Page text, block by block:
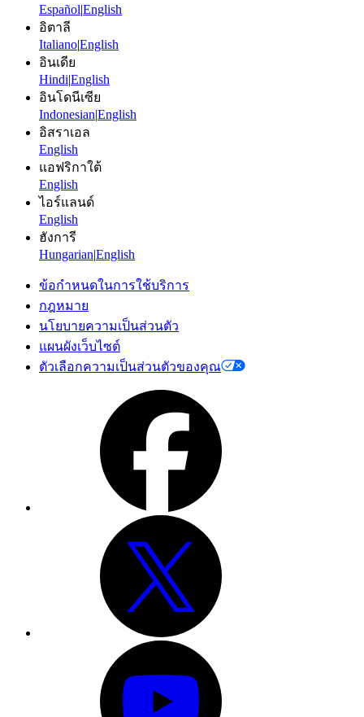
Español|English
อิตาลี
Italiano|English
อินเดีย
Hindi|English
อินโดนีเซีย
Indonesian|English
อิสราเอล
English
แอฟริกาใต้
English
ไอร์แลนด์
English
ฮังการี
Hungarian|English
ข้อกำหนดในการใช้บริการ
กฎหมาย
นโยบายความเป็นส่วนตัว
แผนผังเว็บไซต์
ตัวเลือกความเป็นส่วนตัวของคุณ